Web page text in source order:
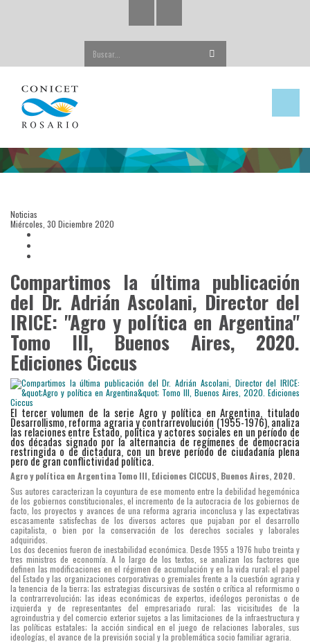
Noticias
Miércoles, 30 Diciembre 2020
Compartimos la última publicación
del Dr. Adrián Ascolani, Director del
IRICE: "Agro y política en Argentina"
Tomo III, Buenos Aires, 2020.
Ediciones Ciccus
El tercer volumen de la serie Agro y política en Argentina, titulado
Desarrollismo, reforma agraria y contrarrevolución (1955-1976), analiza
las relaciones entre Estado, política y actores sociales en un período de
dos décadas signado por la alternancia de regímenes de democracia
restringida o de dictadura, con un breve período de ciudadanía plena
pero de gran conflictividad política.
Agro y política en Argentina Tomo III, Ediciones CICCUS, Buenos Aires, 2020.
Sus autores caracterizan la coyuntura de ese momento entre la debilidad hegemónica
de los gobiernos constitucionales, el incremento de la autocracia de los gobiernos de
facto, los proyectos y avances de una reforma agraria inconclusa y las expectativas
escasamente satisfechas de los diversos actores que pujaban por el desarrollo
capitalista, o bien por la conservación de los derechos sociales y laborales
adquiridos.
Los dos decenios fueron de inestabilidad económica. Desde 1955 a 1976 hubo treinta y
tres ministros de economía. A lo largo de los textos, se analizan los factores que
definen las modificaciones en el régimen de acumulación y en la vida rural; el papel
del Estado y las organizaciones corporativas o gremiales frente a la cuestión agraria y
la tenencia de la tierra; las estrategias discursivas de sostén o crítica al reformismo o
la contrarrevolución; las ideas económicas de expertos, ideólogos peronistas o de
izquierda y de representantes del empresariado rural; las vicisitudes de la
agroindustria y del comercio exterior sujetos a las limitaciones de la infraestructura y
las políticas estatales; la acción sindical en el juego de relaciones laborales, sus
ideologías, el avance de la previsión social y la problemática socio familiar agraria.